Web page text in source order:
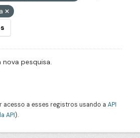
pesquisa.
acesso a esses registros usando a API
API).